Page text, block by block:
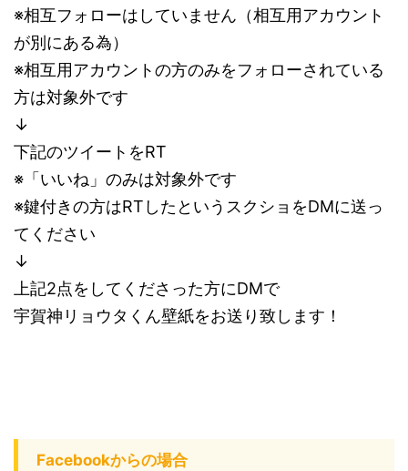
※相互フォローはしていません（相互用アカウント
が別にある為）
※相互用アカウントの方のみをフォローされている
方は対象外です
↓
下記のツイートをRT
※「いいね」のみは対象外です
※鍵付きの方はRTしたというスクショをDMに送っ
てください
↓
上記2点をしてくださった方にDMで
宇賀神リョウタくん壁紙をお送り致します！
Facebookからの場合